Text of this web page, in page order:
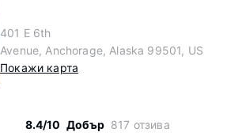
401 E 6th
Avenue, Anchorage, Alaska 99501, US
Покажи карта
8.4/10 Добър 817 отзива